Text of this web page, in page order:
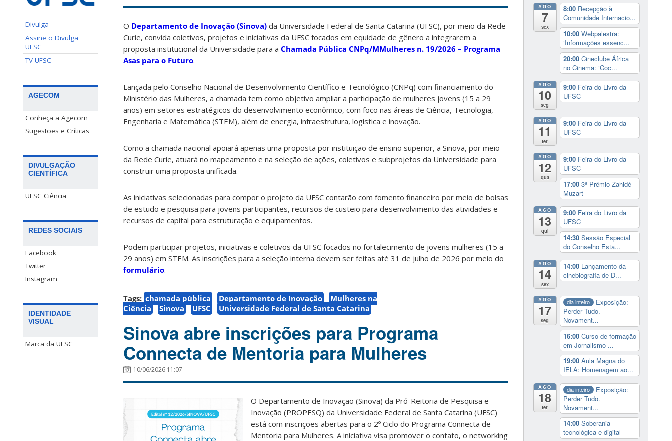
Divulga
Assine o Divulga
UFSC
TV UFSC
AGECOM
Conheça a Agecom
Sugestões e Críticas
DIVULGAÇÃO
CIENTÍFICA
UFSC Ciência
REDES SOCIAIS
Facebook
Twitter
Instagram
IDENTIDADE
VISUAL
Marca da UFSC
O Departamento de Inovação (Sinova) da Universidade Federal de Santa Catarina (UFSC), por meio da Rede
Curie, convida coletivos, projetos e iniciativas da UFSC focados em equidade de gênero a integrarem a
proposta institucional da Universidade para a Chamada Pública CNPq/MMulheres n. 19/2026 – Programa
Asas para o Futuro.
Lançada pelo Conselho Nacional de Desenvolvimento Científico e Tecnológico (CNPq) com financiamento do
Ministério das Mulheres, a chamada tem como objetivo ampliar a participação de mulheres jovens (15 a 29
anos) em setores estratégicos do desenvolvimento econômico, com foco nas áreas de Ciência, Tecnologia,
Engenharia e Matemática (STEM), além de energia, infraestrutura, logística e inovação.
Como a chamada nacional apoiará apenas uma proposta por instituição de ensino superior, a Sinova, por meio
da Rede Curie, atuará no mapeamento e na seleção de ações, coletivos e subprojetos da Universidade para
construir uma proposta unificada.
As iniciativas selecionadas para compor o projeto da UFSC contarão com fomento financeiro por meio de bolsas
de estudo e pesquisa para jovens participantes, recursos de custeio para desenvolvimento das atividades e
recursos de capital para estruturação e equipamentos.
Podem participar projetos, iniciativas e coletivos da UFSC focados no fortalecimento de jovens mulheres (15 a
29 anos) em STEM. As inscrições para a seleção interna devem ser feitas até 31 de julho de 2026 por meio do
formulário.
Tags: chamada pública Departamento de Inovação
Mulheres na
Ciência
Sinova UFSC Universidade Federal de Santa Catarina
Sinova abre inscrições para Programa
Connecta de Mentoria para Mulheres
10/06/2026 11:07
O Departamento de Inovação (Sinova) da Pró-Reitoria de Pesquisa e
Inovação (PROPESQ) da Universidade Federal de Santa Catarina (UFSC)
está com inscrições abertas para o 2º Ciclo do Programa Connecta de
Mentoria para Mulheres. A iniciativa visa promover o contato, o networking
AGO
7
sex
8:00 Recepção à
Comunidade Internacio...
10:00 Webpalestra:
‘Informações essenc...
20:00 Cineclube África
no Cinema: ‘Coc...
AGO
10
seg
9:00 Feira do Livro da
UFSC
AGO
11
ter
9:00 Feira do Livro da
UFSC
AGO
12
qua
9:00 Feira do Livro da
UFSC
17:00 3º Prêmio Zahidé
Muzart
AGO
13
qui
9:00 Feira do Livro da
UFSC
14:30 Sessão Especial
do Conselho Esta...
AGO
14
sex
14:00 Lançamento da
cinebiografia de D...
AGO
17
seg
dia inteiro
Exposição:
Perder Tudo.
Novament...
16:00 Curso de formação
em Jornalismo ...
19:00 Aula Magna do
IELA: Homenagem ao...
AGO
18
ter
dia inteiro
Exposição:
Perder Tudo.
Novament...
14:00 Soberania
tecnológica e digital